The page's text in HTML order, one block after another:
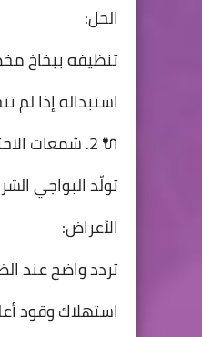
الحل:
تنظيفه ببخاخ
استبداله إذا لم
🔌 2. شمعات الاحتراق (البواجي)
تولّد البواجي
الأعراض:
تردد واضح عند
استهلاك وقود